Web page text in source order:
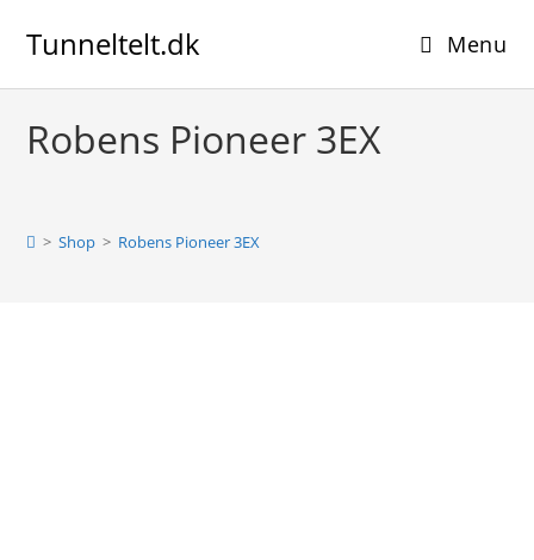
Tunneltelt.dk Menu
Robens Pioneer 3EX
> Shop > Robens Pioneer 3EX